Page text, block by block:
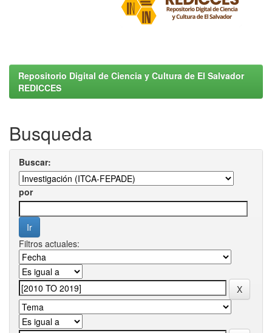
Repositorio Digital de Ciencia y Cultura de El Salvador
REDICCES
Busqueda
Buscar:
por
Filtros actuales: